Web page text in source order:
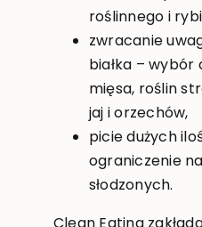
roślinnego i
zwracanie
białka – wybór
mięsa, roślin
jaj i orzechów,
picie dużych
ograniczenie
słodzonych.
Clean Eating